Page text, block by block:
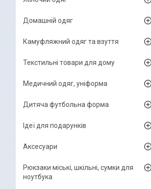
Домашній одяг
Камуфляжний одяг та взуття
Текстильні товари для дому
Медичний одяг, уніформа
Дитяча футбольна форма
Ідеї для подарунків
Аксесуари
Рюкзаки міські, шкільні, сумки для
ноутбука